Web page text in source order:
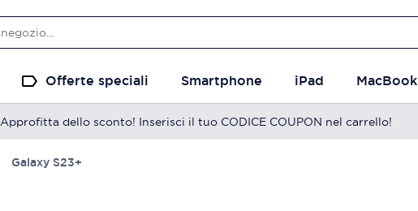
Offerte speciali Smartphone iPad MacBook
Approfitta dello sconto! Inserisci il tuo CODICE COUPON nel carrello!
Galaxy S23+